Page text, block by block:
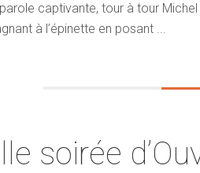
captivante, tour à tour
à l’épinette en posant ...
soirée